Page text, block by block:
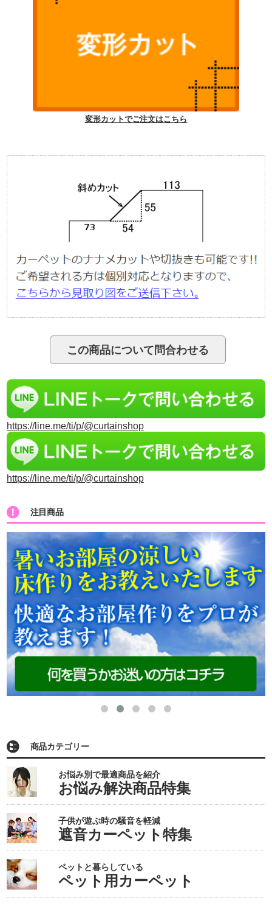
変形カットでご注文はこちら
https://line.me/ti/p/@curtainshop
https://line.me/ti/p/@curtainshop
注目商品
商品カテゴリー
お悩み別で最適商品を紹介
お悩み解決商品特集
子供が遊ぶ時の騒音を軽減
遮音カーペット特集
ペットと暮らしている
ペット用カーペット